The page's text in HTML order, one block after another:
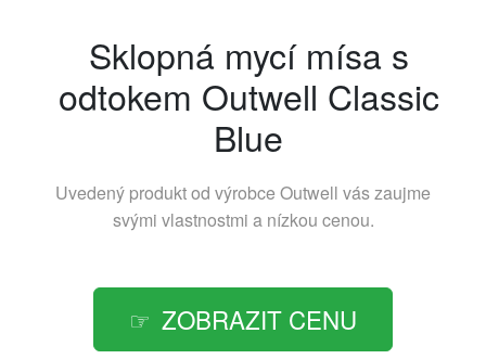
Sklopná mycí mísa s
odtokem Outwell Classic
Blue
Uvedený produkt od výrobce Outwell vás zaujme
svými vlastnostmi a nízkou cenou.
ZOBRAZIT CENU